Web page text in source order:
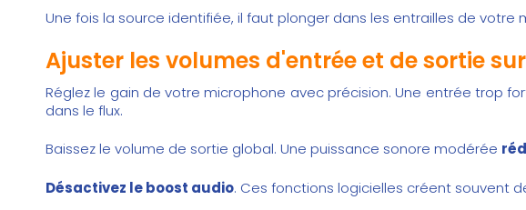
Une fois la source identifiée, il faut plonger dans les entrailles de votre
Ajuster les volumes d'entrée et de sortie
Réglez le gain de votre microphone avec précision. Une entrée trop
dans le flux.
Baissez le volume de sortie global. Une puissance sonore modérée
Désactivez le boost audio. Ces fonctions logicielles créent souvent